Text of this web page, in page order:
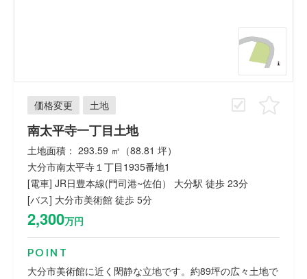
価格変更 土地
南太平寺一丁目土地
土地面積： 293.59 ㎡（88.81 坪）
大分市南太平寺１丁目1935番地1
[電車] JR日豊本線(門司港~佐伯） 大分駅 徒歩 23分
[バス] 大分市美術館 徒歩 5分
2,300万円
POINT
大分市美術館に近く閑静な立地です。約89坪の広々土地で